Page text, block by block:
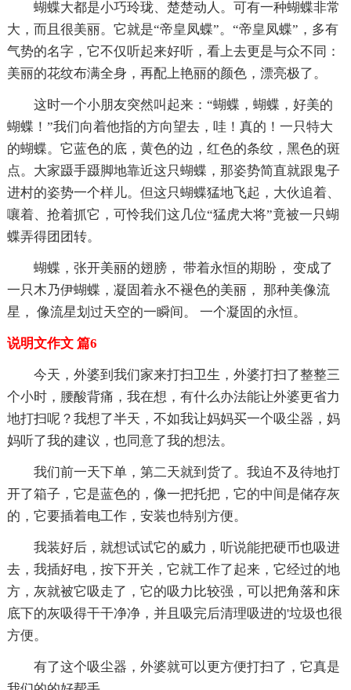
蝴蝶大都是小巧玲珑、楚楚动人。可有一种蝴蝶非常
大，而且很美丽。它就是“帝皇凤蝶”。“帝皇凤蝶”，多有
气势的名字，它不仅听起来好听，看上去更是与众不同：
美丽的花纹布满全身，再配上艳丽的颜色，漂亮极了。
这时一个小朋友突然叫起来：“蝴蝶，蝴蝶，好美的
蝴蝶！”我们向着他指的方向望去，哇！真的！一只特大
的蝴蝶。它蓝色的底，黄色的边，红色的条纹，黑色的斑
点。大家蹑手蹑脚地靠近这只蝴蝶，那姿势简直就跟鬼子
进村的姿势一个样儿。但这只蝴蝶猛地飞起，大伙追着、
嚷着、抢着抓它，可怜我们这几位“猛虎大将”竟被一只蝴
蝶弄得团团转。
蝴蝶，张开美丽的翅膀， 带着永恒的期盼， 变成了
一只木乃伊蝴蝶，凝固着永不褪色的美丽， 那种美像流
星， 像流星划过天空的一瞬间。 一个凝固的永恒。
说明文作文 篇6
今天，外婆到我们家来打扫卫生，外婆打扫了整整三
个小时，腰酸背痛，我在想，有什么办法能让外婆更省力
地打扫呢？我想了半天，不如我让妈妈买一个吸尘器，妈
妈听了我的建议，也同意了我的想法。
我们前一天下单，第二天就到货了。我迫不及待地打
开了箱子，它是蓝色的，像一把托把，它的中间是储存灰
的，它要插着电工作，安装也特别方便。
我装好后，就想试试它的威力，听说能把硬币也吸进
去，我插好电，按下开关，它就工作了起来，它经过的地
方，灰就被它吸走了，它的吸力比较强，可以把角落和床
底下的灰吸得干干净净，并且吸完后清理吸进的'垃圾也很
方便。
有了这个吸尘器，外婆就可以更方便打扫了，它真是